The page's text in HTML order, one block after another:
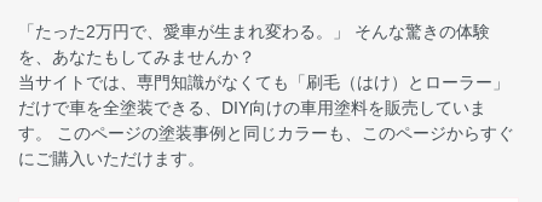
「たった2万円で、愛車が生まれ変わる。」 そんな驚きの体験
を、あなたもしてみませんか？
当サイトでは、専門知識がなくても「刷毛（はけ）とローラー」
だけで車を全塗装できる、DIY向けの車用塗料を販売していま
す。 このページの塗装事例と同じカラーも、このページからすぐ
にご購入いただけます。